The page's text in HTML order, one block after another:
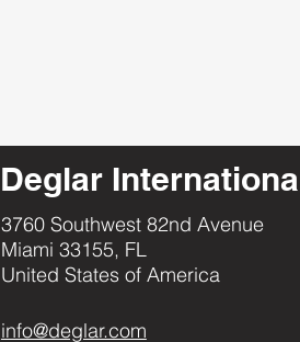
Deglar
3760 Southwest 82nd Avenue
Miami 33155, FL
United States of America
info@deglar.com